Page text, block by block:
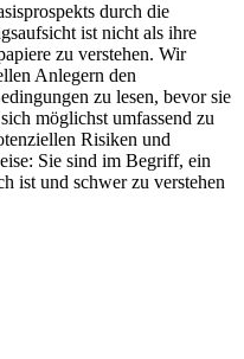
durch die
ist nicht als ihre
zu verstehen. Wir
Anlegern den
zu lesen, bevor sie
möglichst umfassend zu
Risiken und
Sie sind im Begriff, ein
ist und schwer zu verstehen